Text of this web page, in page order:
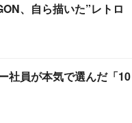
、自ら描いた”レトロ
社員が本気で選んだ「10